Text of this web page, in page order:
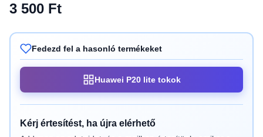
3 500 Ft
Fedezd fel a hasonló termékeket
Huawei P20 lite tokok
Kérj értesítést, ha újra elérhető